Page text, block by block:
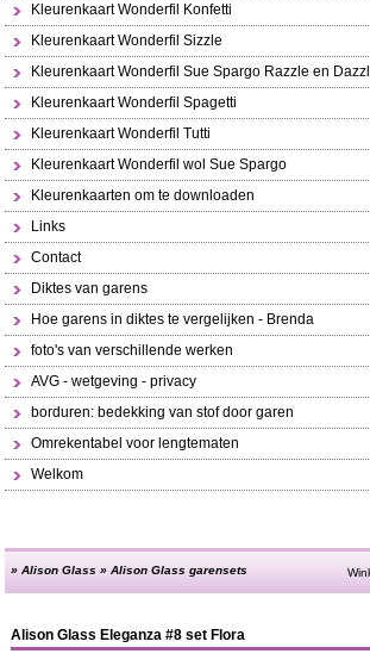
Kleurenkaart Wonderfil Konfetti
Kleurenkaart Wonderfil Sizzle
Kleurenkaart Wonderfil Sue Spargo Razzle en
Kleurenkaart Wonderfil Spagetti
Kleurenkaart Wonderfil Tutti
Kleurenkaart Wonderfil wol Sue Spargo
Kleurenkaarten om te downloaden
Links
Contact
Diktes van garens
Hoe garens in diktes te vergelijken - Brenda
foto's van verschillende werken
AVG - wetgeving - privacy
borduren: bedekking van stof door garen
Omrekentabel voor lengtematen
Welkom
»Alison Glass »Alison Glass garensets
Alison Glass Eleganza #8 set Flora